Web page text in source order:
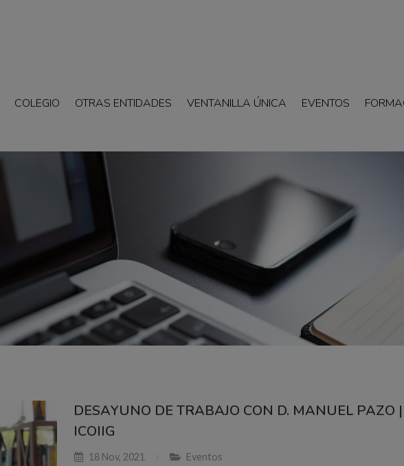
COLEGIO OTRAS ENTIDADES VENTANILLA ÚNICA EVENTOS
DESAYUNO DE TRABAJO CON D. MANUEL PAZO |
ICOIIG
18 Nov, 2021 Eventos